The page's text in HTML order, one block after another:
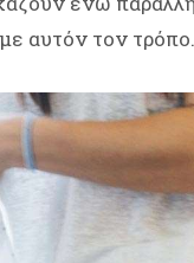
αυτόν τον τρόπο.